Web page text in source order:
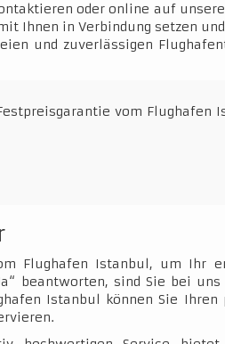
oder online auf
Ihnen in Verbindung setzen
und zuverlässigen
vom Flughafen
Flughafen Istanbul, um Ihr
beantworten, sind Sie bei
Istanbul können Sie